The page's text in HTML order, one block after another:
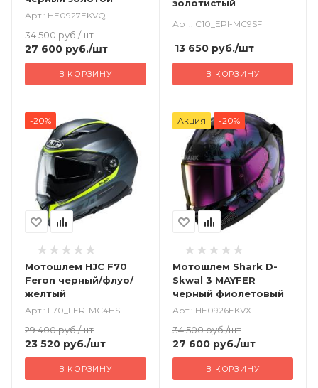
Арт.: HE0927EKVQ
34 500руб./шт
27 600 руб./шт
В КОРЗИНУ
золотистый
Арт.: C10_EPI-MC9SF
13 650руб./шт
В КОРЗИНУ
-20%
Мотошлем HJC F70
Feron черный/флуо/
желтый
Арт.: F70_FER-MC4HSF
29 400руб./шт
23 520 руб./шт
В КОРЗИНУ
Акция -20%
Мотошлем Shark D-
Skwal 3 MAYFER
черный фиолетовый
Арт.: HE0926EKVX
34 500руб./шт
27 600руб./шт
В КОРЗИНУ